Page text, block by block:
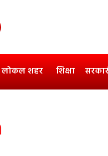
लोकल शहर शिक्षा